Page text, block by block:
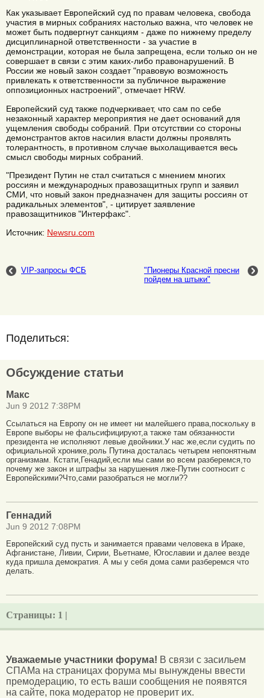
Как указывает Европейский суд по правам человека, свобода
участия в мирных собраниях настолько важна, что человек не
может быть подвергнут санкциям - даже по нижнему пределу
дисциплинарной ответственности - за участие в
демонстрации, которая не была запрещена, если только он не
совершает в связи с этим каких-либо правонарушений. В
России же новый закон создает "правовую возможность
привлекать к ответственности за публичное выражение
оппозиционных настроений", отмечает HRW.
Европейский суд также подчеркивает, что сам по себе
незаконный характер мероприятия не дает оснований для
ущемления свободы собраний. При отсутствии со стороны
демонстрантов актов насилия власти должны проявлять
толерантность, в противном случае выхолащивается весь
смысл свободы мирных собраний.
"Президент Путин не стал считаться с мнением многих
россиян и международных правозащитных групп и заявил
СМИ, что новый закон предназначен для защиты россиян от
радикальных элементов", - цитирует заявление
правозащитников "Интерфакс".
Источник: Newsru.com
VIP-запросы ФСБ
"Пионеры Красной пресни
пойдем на штыки"
Поделиться:
Обсуждение статьи
Макс
Jun 9 2012 7:38PM
Ссылаться на Европу он не имеет ни малейшего права,поскольку в
Европе выборы не фальсифицируют,а также там обязанности
президента не исполняют левые двойники.У нас же,если судить по
официальной хронике,роль Путина досталась четырем непонятным
организмам. Кстати,Генадий,если мы сами во всем разберемся,то
почему же закон и штрафы за нарушения лже-Путин соотносит с
Европейскими?Что,сами разобраться не могли??
Геннадий
Jun 9 2012 7:08PM
Европейский суд пусть и занимается правами человека в Ираке,
Афганистане, Ливии, Сирии, Вьетнаме, Югославии и далее везде
куда пришла демократия. А мы у себя дома сами разберемся что
делать.
Страницы: 1 |
Уважаемые участники форума! В связи с засильем
СПАМа на страницах форума мы вынуждены ввести
премодерацию, то есть ваши сообщения не появятся
на сайте, пока модератор не проверит их.